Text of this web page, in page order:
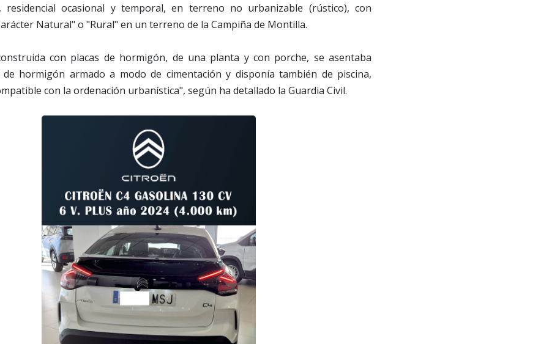
residencial ocasional y temporal, en terreno no urbanizable (rústico), con
Natural" o "Rural" en un terreno de la Campiña de Montilla.
con placas de hormigón, de una planta y con porche, se asentaba
hormigón armado a modo de cimentación y disponía también de piscina,
con la ordenación urbanística", según ha detallado la Guardia Civil.